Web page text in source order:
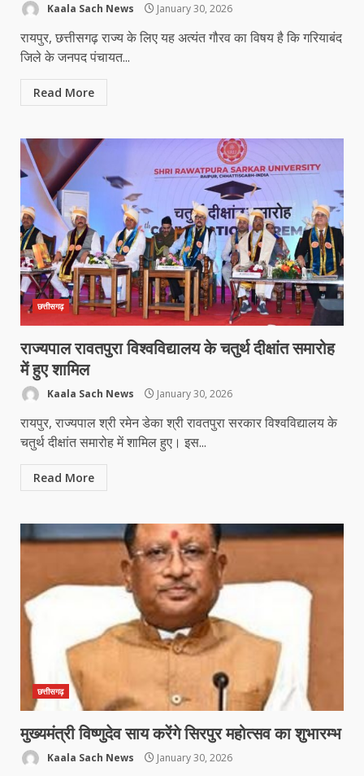
Kaala Sach News January 30, 2026
रायपुर, छत्तीसगढ़ राज्य के लिए यह अत्यंत गौरव का विषय है कि गरियाबंद
जिले के जनपद पंचायत...
Read More
छत्तीसगढ़
राज्यपाल रावतपुरा विश्वविद्यालय के चतुर्थ दीक्षांत समारोह
में हुए शामिल
Kaala Sach News January 30, 2026
रायपुर, राज्यपाल श्री रमेन डेका श्री रावतपुरा सरकार विश्वविद्यालय के
चतुर्थ दीक्षांत समारोह में शामिल हुए। इस...
Read More
छत्तीसगढ़
मुख्यमंत्री विष्णुदेव साय करेंगे सिरपुर महोत्सव का शुभारम्भ
Kaala Sach News January 30, 2026